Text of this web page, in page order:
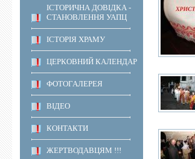
ІСТОРИЧНА ДОВІДКА -
СТАНОВЛЕННЯ УАПЦ
ІСТОРІЯ ХРАМУ
ЦЕРКОВНИЙ КАЛЕНДАР
ФОТОГАЛЕРЕЯ
ВІДЕО
КОНТАКТИ
ЖЕРТВОДАВЦЯМ !!!